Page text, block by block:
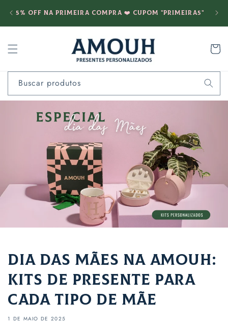
para o
5% OFF na PRIMEIRA COMPRA ❤️ cupom "PRIMEIRA5"
Buscar produtos
Dia das Mães na Amouh:
Kits de Presente para
Cada Tipo de Mãe
1 DE MAIO DE 2025